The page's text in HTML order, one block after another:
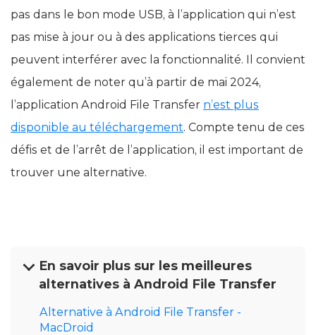
pas dans le bon mode USB, à l’application qui n’est
pas mise à jour ou à des applications tierces qui
peuvent interférer avec la fonctionnalité. Il convient
également de noter qu’à partir de mai 2024,
l’application Android File Transfer n’est plus
disponible au téléchargement. Compte tenu de ces
défis et de l’arrêt de l’application, il est important de
trouver une alternative.
En savoir plus sur les meilleures
alternatives à Android File Transfer
Alternative à Android File Transfer -
MacDroid